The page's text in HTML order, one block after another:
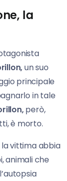
la
un suo
principale
in tale
però,
è morto.
vittima abbia
animali che